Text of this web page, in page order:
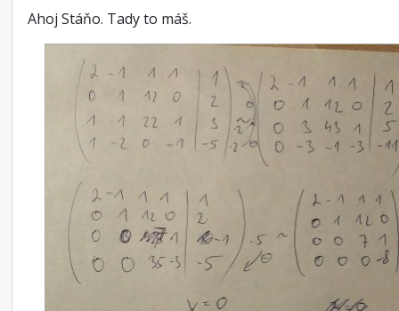
Ahoj Stáňo. Tady to máš.